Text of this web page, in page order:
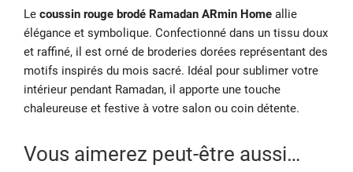
Le coussin rouge brodé Ramadan ARmin Home allie
élégance et symbolique. Confectionné dans un tissu doux
et raffiné, il est orné de broderies dorées représentant des
motifs inspirés du mois sacré. Idéal pour sublimer votre
intérieur pendant Ramadan, il apporte une touche
chaleureuse et festive à votre salon ou coin détente.
Vous aimerez peut-être aussi…